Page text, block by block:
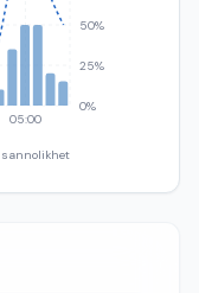
05:00
0%
25%
50%
sannolikhet